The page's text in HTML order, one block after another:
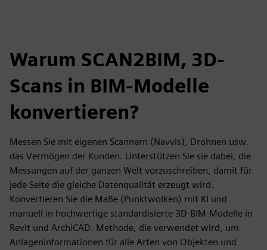
Warum SCAN2BIM, 3D-
Scans in BIM-Modelle
konvertieren?
Messen Sie mit eigenen Scannern (Navvis), Drohnen usw.
das Vermögen der Kunden. Unterstützen Sie sie dabei, die
Messungen auf der ganzen Welt vorzuschreiben, damit für
jede Seite die gleiche Datenqualität erzeugt wird.
Konvertieren Sie die Maße (Punktwolken) mit KI und
manuell in hochwertige standardisierte 3D-BIM-Modelle in
Revit und ArchiCAD. Methode, die verwendet wird, um
Anlageninformationen für alle Arten von Objekten und